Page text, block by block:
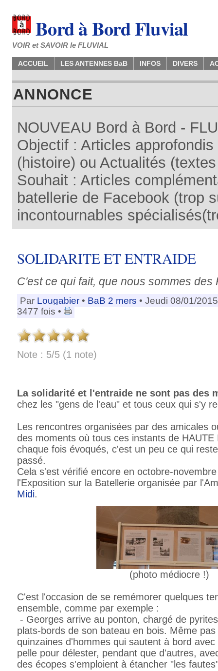
Bord à Bord Fluvial
VOIR et SAVOIR le FLUVIAL
ACCUEIL LES ANTENNES BaB INFOS DIVERS
ANNONCE
NOUVEAU Bord à Bord -
Objectif : Articles
(histoire) ou Actualités
Souhait : Articles
batellerie de Facebook (trop
incontournables
SOLIDARITE ET ENTRAIDE
C'est ce qui fait, que nous sommes des
Par Lougabier • BaB 2 mers • Jeudi 08/01/
3477 fois •
Note : 5/5 (1 note)
La solidarité et l'entraide ne sont pas des
chez les "gens de l'eau" et tous ceux qui s'y
Les rencontres organisées par des amicales
des moments où tous ces instants de HAUTE
chaque fois évoqués, c'est un peu ce qui
passé.
Cela s'est vérifié encore en octobre-
l'Exposition sur la Batellerie organisée par
Midi.
(photo médiocre !)
C'est l'occasion de se remémorer quelques
ensemble, comme par exemple :
- Georges arrive au ponton, chargé de
plats-bords de son bateau en bois. Même
quinzaines d'hommes qui sautent à bord
pelle pour délester, pendant que d'autres,
des écopes s'emploient à étancher "les